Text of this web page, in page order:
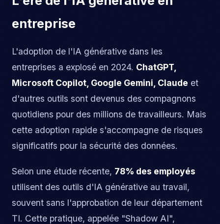
entreprise
L'adoption de l'IA générative dans les
entreprises a explosé en 2024. ChatGPT,
Microsoft Copilot, Google Gemini, Claude et
d'autres outils sont devenus des compagnons
quotidiens pour des millions de travailleurs. Mais
cette adoption rapide s'accompagne de risques
significatifs pour la sécurité des données.
Selon une étude récente, 78% des employés
utilisent des outils d'IA générative au travail,
souvent sans l'approbation de leur département
TI. Cette pratique, appelée "Shadow AI",